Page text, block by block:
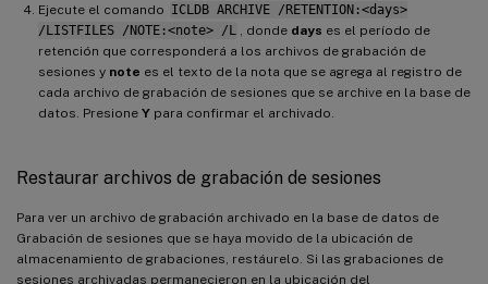
Ejecute el comando ICLDB ARCHIVE /RETENTION:<days>
/LISTFILES /NOTE:<note> /L
, donde days es el período de
retención que corresponderá a los archivos de grabación de
sesiones y note es el texto de la nota que se agrega al registro de
cada archivo de grabación de sesiones que se archive en la base de
datos. Presione Y para confirmar el archivado.
Restaurar archivos de grabación de sesiones
Para ver un archivo de grabación archivado en la base de datos de
Grabación de sesiones que se haya movido de la ubicación de
almacenamiento de grabaciones, restáurelo. Si las grabaciones de
sesiones archivadas permanecieron en la ubicación del